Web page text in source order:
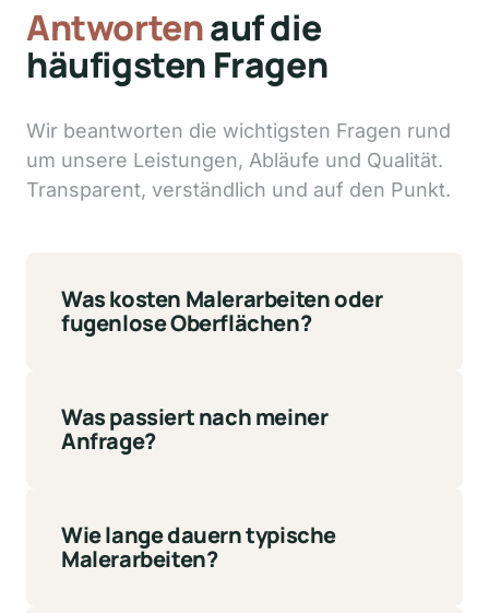
Antworten auf die
häufigsten Fragen
Wir beantworten die wichtigsten Fragen
um unsere Leistungen, Abläufe und
Transparent, verständlich und auf den Punkt.
Was kosten Malerarbeiten oder
fugenlose Oberflächen?
Nach einer unverbindlichen Besichtigung
erstellen wir ein transparentes Angebot mit
klar definierten Leistungen.
Was passiert nach meiner
Anfrage?
vereinbaren auf Wunsch einen
Besichtigungstermin. Anschließend erhalten
Wie lange dauern typische
Malerarbeiten?